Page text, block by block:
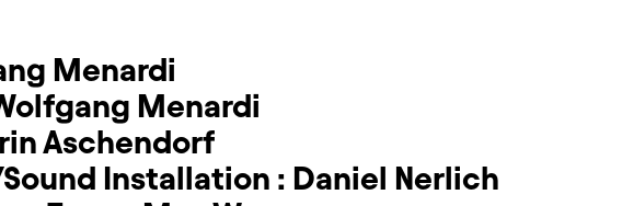
Menardi
Menardi
Aschendorf
Installation : Daniel Nerlich